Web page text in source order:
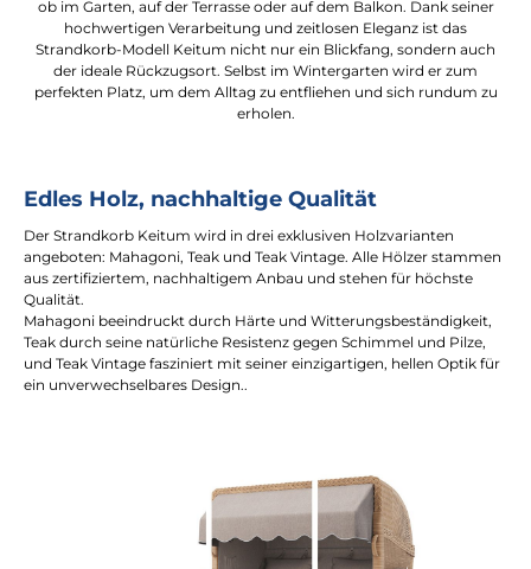
ob im Garten, auf der Terrasse oder auf dem Balkon. Dank seiner
hochwertigen Verarbeitung und zeitlosen Eleganz ist das
Strandkorb-Modell Keitum nicht nur ein Blickfang, sondern auch
der ideale Rückzugsort. Selbst im Wintergarten wird er zum
perfekten Platz, um dem Alltag zu entfliehen und sich rundum zu
erholen.
Edles Holz, nachhaltige Qualität
Der Strandkorb Keitum wird in drei exklusiven Holzvarianten
angeboten: Mahagoni, Teak und Teak Vintage. Alle Hölzer stammen
aus zertifiziertem, nachhaltigem Anbau und stehen für höchste
Qualität.
Mahagoni beeindruckt durch Härte und Witterungsbeständigkeit,
Teak durch seine natürliche Resistenz gegen Schimmel und Pilze,
und Teak Vintage fasziniert mit seiner einzigartigen, hellen Optik für
ein unverwechselbares Design..